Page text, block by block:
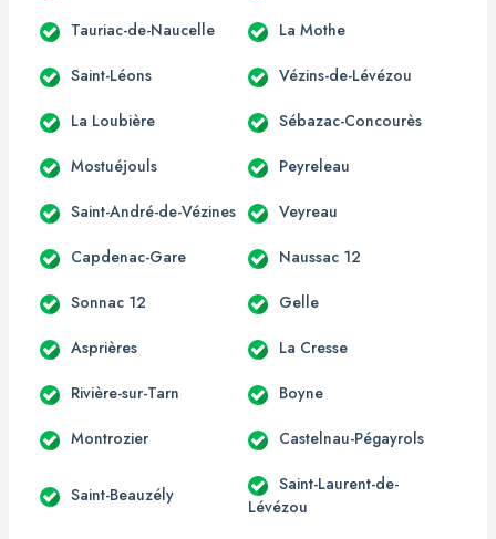
Tauriac-de-Naucelle La Mothe
Saint-Léons Vézins-de-Lévézou
La Loubière Sébazac-Concourès
Mostuéjouls Peyreleau
Saint-André-de-Vézines Veyreau
Capdenac-Gare Naussac 12
Sonnac 12 Gelle
Asprières La Cresse
Rivière-sur-Tarn Boyne
Montrozier Castelnau-Pégayrols
Saint-Beauzély
Saint-Laurent-de-
Lévézou